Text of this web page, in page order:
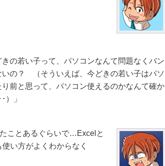
きの若い子って、パソコンなんて問題なくバン
いの？ （そういえば、今どきの若い子はパソ
前と思って、パソコン使えるのかなんて確か
）」
ことあるぐらいで…Excelと
い方がよくわからなく